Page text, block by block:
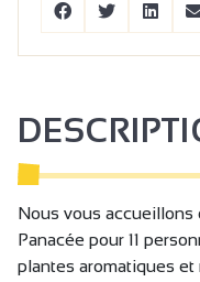
Nous vous accueillons
Panacée pour 11
plantes aromatiques